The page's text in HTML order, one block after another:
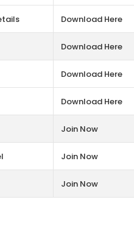
Download Here
Download Here
Download Here
Download Here
Join Now
Join Now
Join Now